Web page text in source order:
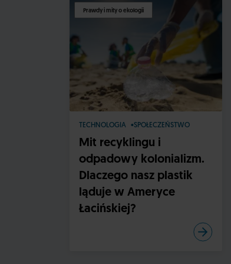
Prawdy i mity o ekologii
TECHNOLOGIA SPOŁECZEŃSTWO
Mit recyklingu i
odpadowy kolonializm.
Dlaczego nasz plastik
ląduje w Ameryce
Łacińskiej?